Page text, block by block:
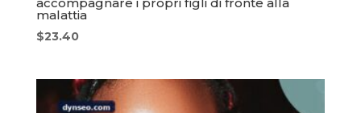
accompagnare i propri figli di fronte alla
malattia
$23.40